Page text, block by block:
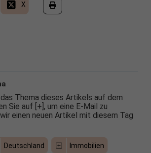
X
Thema dieses Artikels auf dem
Sie auf [+], um eine E-Mail zu
einen neuen Artikel mit diesem Tag
Deutschland Immobilien